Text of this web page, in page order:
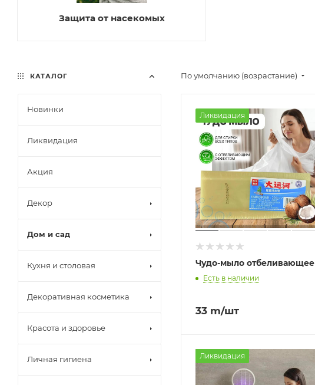
Защита от насекомых
По умолчанию (возрастание)
Ликвидация
Чудо-мыло отбеливающее
Есть в наличии
33 m/шт
Ликвидация
КАТАЛОГ
Новинки
Ликвидация
Акция
Декор
Дом и сад
Кухня и столовая
Декоративная косметика
Красота и здоровье
Личная гигиена